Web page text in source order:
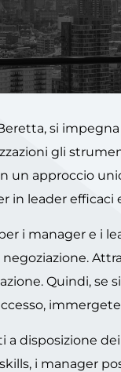
si
gli
un approccio
in leader efficaci
i manager e i
Quindi, se
disposizione
i manager